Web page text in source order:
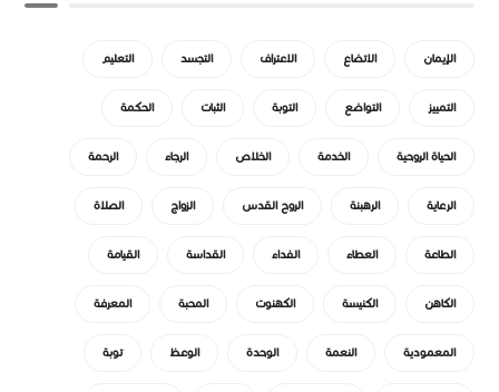
الإيمان الاتضاع الاعتراف التجسد التعليم
التمييز التواضع التوبة الثبات الحكمة
الحياة الروحية الخدمة الخلاص الرجاء الرحمة
الرعاية الرهبنة الروح القدس الزواج الصلاة
الطاعة العطاء الفداء القداسة القيامة
الكاهن الكنيسة الكهنوت المحبة المعرفة
المعمودية النعمة الوحدة الوعظ توبة